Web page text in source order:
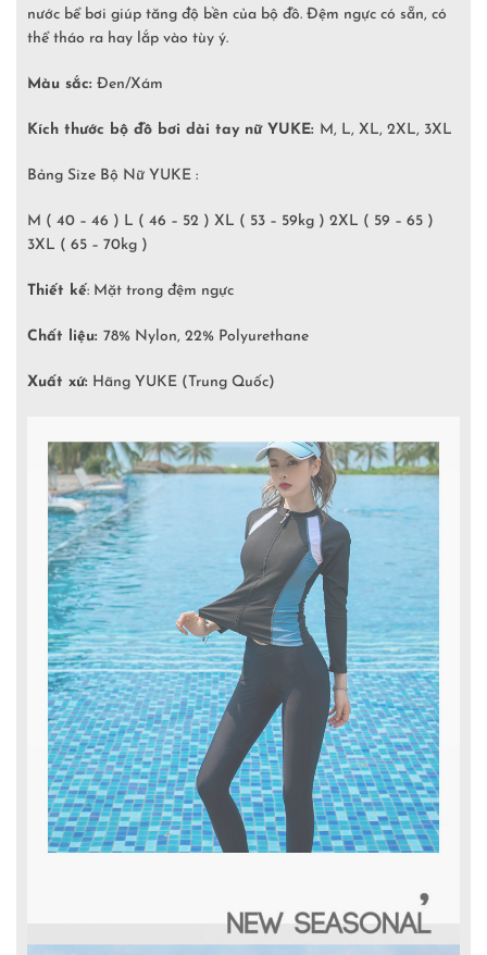
nước bể bơi giúp tăng độ bền của bộ đồ. Đệm ngực có sẵn, có
thể tháo ra hay lắp vào tùy ý.
Màu sắc: Đen/Xám
Kích thước bộ đồ bơi dài tay nữ YUKE: M, L, XL, 2XL, 3XL
Bảng Size Bộ Nữ YUKE :
M ( 40 – 46 ) L ( 46 – 52 ) XL ( 53 – 59kg ) 2XL ( 59 – 65 )
3XL ( 65 – 70kg )
Thiết kế: Mặt trong đệm ngực
Chất liệu: 78% Nylon, 22% Polyurethane
Xuất xứ: Hãng YUKE (Trung Quốc)